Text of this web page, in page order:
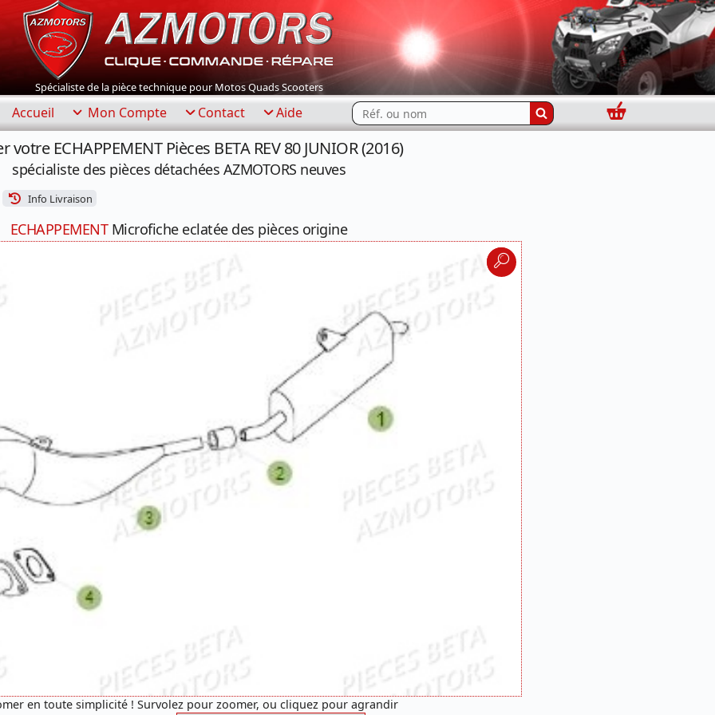
Spécialiste de la pièce technique pour Motos Quads Scooters
Accueil Mon Compte Contact Aide Rechercher...
Panier
votre ECHAPPEMENT Pièces BETA REV 80 JUNIOR (2016)
spécialiste des pièces détachées AZMOTORS neuves
Info Livraison
ECHAPPEMENTMicrofiche eclatée des pièces origine
en toute simplicité ! Survolez pour zoomer, ou cliquez pour agrandir